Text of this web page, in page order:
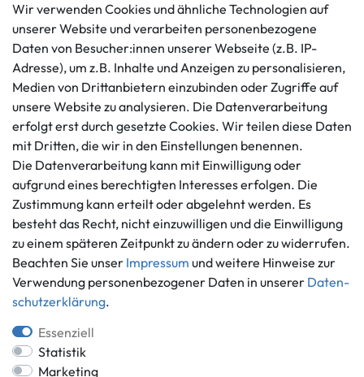
Kundenservice
+49 421 596586
info@gameworld.de
Kontaktformular
Rechtliches
AGB
Impressum
Datenschutzerklärung
Widerrufs­recht
Vertrag widerrufen
Informationen
Über uns
Häufig gestellte Fragen
Zahlung und Versand
Zahlungsmöglichkeiten
Wir verwenden Cookies und ähnliche Technologien auf
unserer Website und verarbeiten personenbezogene
Daten von Besucher:innen unserer Webseite (z.B. IP-
Adresse), um z.B. Inhalte und Anzeigen zu personalisieren,
Medien von Drittanbietern einzubinden oder Zugriffe auf
unsere Website zu analysieren. Die Datenverarbeitung
erfolgt erst durch gesetzte Cookies. Wir teilen diese Daten
mit Dritten, die wir in den Einstellungen benennen.
Die Datenverarbeitung kann mit Einwilligung oder
aufgrund eines berechtigten Interesses erfolgen. Die
Zustimmung kann erteilt oder abgelehnt werden. Es
besteht das Recht, nicht einzuwilligen und die Einwilligung
zu einem späteren Zeitpunkt zu ändern oder zu widerrufen.
Beachten Sie unser Impressum und weitere Hinweise zur
Verwendung personenbezogener Daten in unserer Daten­
schutz­erklärung.
Essenziell
Statistik
Marketing